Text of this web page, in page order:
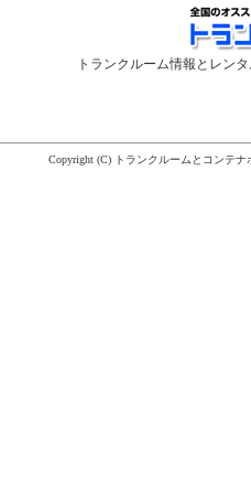
トランクルーム情報とレン
Copyright (C) トランクルームとコンテ